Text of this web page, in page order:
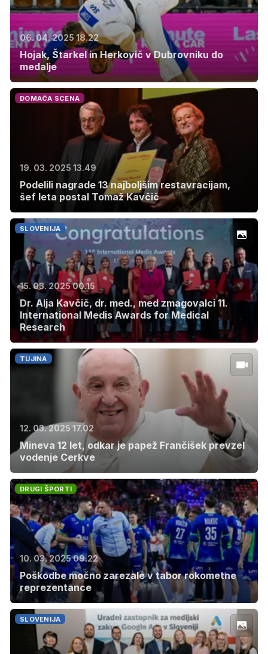
06. 04. 2025 18.22
Hojak, Štarkel in Herkovič v Dubrovniku do
medalje
DOMAČA SCENA
19. 03. 2025 13.49
Podelili nagrade 13 najboljšim restavracijam,
šef leta postal Tomaž Kavčič
SLOVENIJA
15. 03. 2025 00.15
Dr. Alja Kavčič, dr. med., med zmagovalci 11.
International Medis Awards for Medical
Research
TUJINA
12. 03. 2025 17.02
Mineva 12 let, odkar je papež Frančišek prevzel
vodenje Cerkve
DRUGI ŠPORTI
10. 03. 2025 09.22
Poškodbe močno zarezale v tabor rokometne
reprezentance
SLOVENIJA